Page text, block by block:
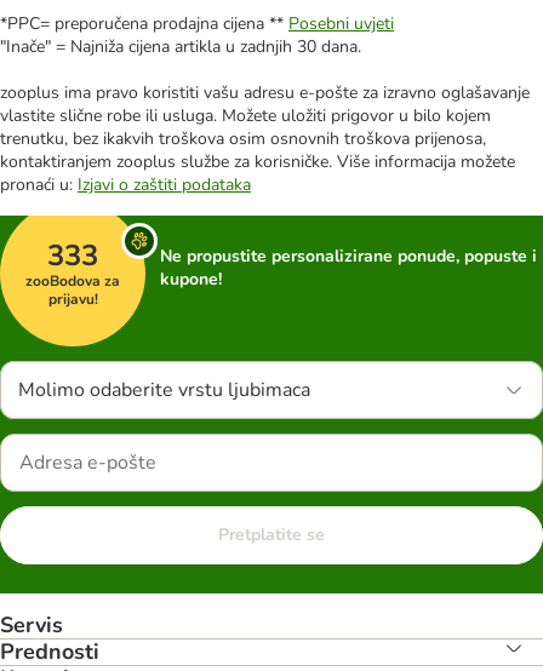
*PPC= preporučena prodajna cijena ** Posebni uvjeti
"Inače" = Najniža cijena artikla u zadnjih 30 dana.
zooplus ima pravo koristiti vašu adresu e-pošte za izravno oglašavanje
vlastite slične robe ili usluga. Možete uložiti prigovor u bilo kojem
trenutku, bez ikakvih troškova osim osnovnih troškova prijenosa,
kontaktiranjem zooplus službe za korisničke. Više informacija možete
pronaći u: Izjavi o zaštiti podataka
333
zooBodova za
prijavu!
Ne propustite personalizirane ponude, popuste i
kupone!
Molimo odaberite vrstu ljubimaca
Pretplatite se
Servis
Prednosti